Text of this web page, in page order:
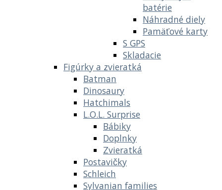
batérie
Náhradné diely
Pamäťové karty
S GPS
Skladacie
Figúrky a zvieratká
Batman
Dinosaury
Hatchimals
L.O.L. Surprise
Bábiky
Doplnky
Zvieratká
Postavičky
Schleich
Sylvanian families